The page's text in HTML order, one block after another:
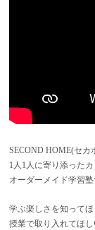
SECOND HOME(セカ
1人1人に寄り添った
オーダーメイド学習塾
学ぶ楽しさを知ってほ
授業で取り入れてほし